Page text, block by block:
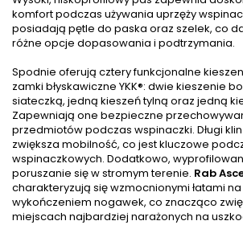
komfort podczas używania uprzęży
posiadają pętle do paska oraz szelek, co
różne opcje dopasowania i podtrzymania.
Spodnie oferują cztery funkcjonalne
zamki błyskawiczne YKK®: dwie kieszenie
siateczką, jedną kieszeń tylną oraz jedną
Zapewniają one bezpieczne
przedmiotów podczas wspinaczki. Długi
zwiększa mobilność, co jest kluczowe
wspinaczkowych. Dodatkowo,
poruszanie się w stromym terenie. Rab
charakteryzują się wzmocnionymi łatami
wykończeniem nogawek, co znacząco
miejscach najbardziej narażonych na